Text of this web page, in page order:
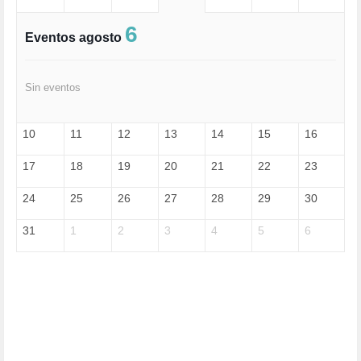
FELICIDAD (1)
FRANCISCO (5)
GUERRA (133)
HUMOR (1)
IA (1)
INMIGRACIÓN (144)
Eventos agosto 6
Sin eventos
10 11 12 13 14 15 16
17 18 19 20 21 22 23
24 25 26 27 28 29 30
31 1 2 3 4 5 6